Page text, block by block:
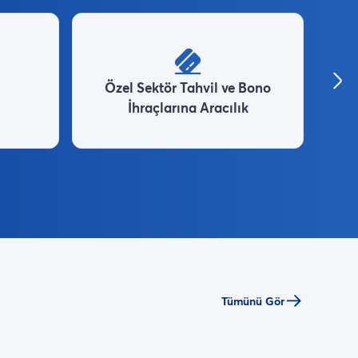
Özel Sektör Tahvil ve Bono
İhraçlarına Aracılık
Tümünü Gör